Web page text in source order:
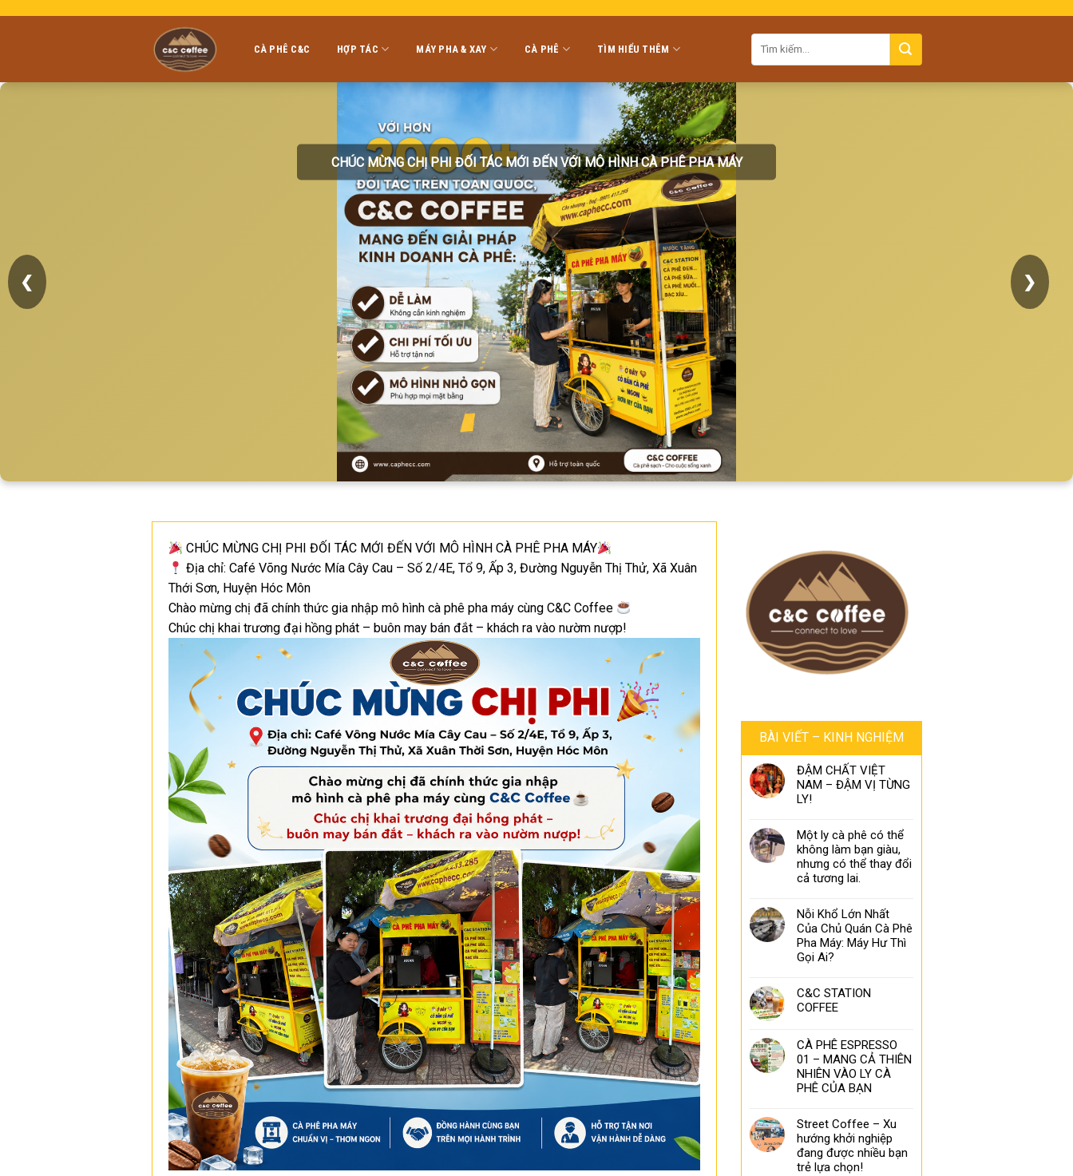
CÀ PHÊ C&C HỢP TÁC MÁY PHA & XAY CÀ PHÊ TÌM HIỂU THÊM
CHÚC MỪNG CHỊ PHI ĐỐI TÁC MỚI ĐẾN VỚI MÔ HÌNH CÀ PHÊ PHA MÁY
❮ ❯
CHÚC MỪNG CHỊ PHI ĐỐI TÁC MỚI ĐẾN VỚI MÔ HÌNH CÀ PHÊ PHA MÁY
Địa chỉ: Café Võng Nước Mía Cây Cau – Số 2/4E, Tổ 9, Ấp 3, Đường Nguyễn Thị Thử, Xã Xuân
Thới Sơn, Huyện Hóc Môn
Chào mừng chị đã chính thức gia nhập mô hình cà phê pha máy cùng C&C Coffee
Chúc chị khai trương đại hồng phát – buôn may bán đắt – khách ra vào nườm nượp!
BÀI VIẾT – KINH NGHIỆM
ĐẬM CHẤT VIỆT
NAM – ĐẬM VỊ TỪNG
LY!
Một ly cà phê có thể
không làm bạn giàu,
nhưng có thể thay đổi
cả tương lai.
Nỗi Khổ Lớn Nhất
Của Chủ Quán Cà Phê
Pha Máy: Máy Hư Thì
Gọi Ai?
C&C STATION
COFFEE
CÀ PHÊ ESPRESSO
01 – MANG CẢ THIÊN
NHIÊN VÀO LY CÀ
PHÊ CỦA BẠN
Street Coffee – Xu
hướng khởi nghiệp
đang được nhiều bạn
trẻ lựa chọn!